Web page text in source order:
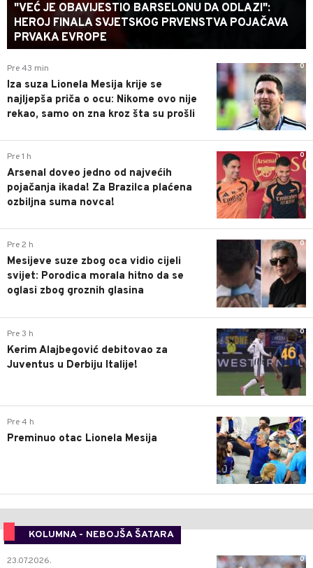
"VEĆ JE OBAVIJESTIO BARSELONU DA ODLAZI":
HEROJ FINALA SVJETSKOG PRVENSTVA POJAČAVA
PRVAKA EVROPE
0
Pre 43 min
Iza suza Lionela Mesija krije se
najljepša priča o ocu: Nikome ovo nije
rekao, samo on zna kroz šta su prošli
0
Pre 1 h
Arsenal doveo jedno od najvećih
pojačanja ikada! Za Brazilca plaćena
ozbiljna suma novca!
0
Pre 2 h
Mesijeve suze zbog oca vidio cijeli
svijet: Porodica morala hitno da se
oglasi zbog groznih glasina
0
Pre 3 h
Kerim Alajbegović debitovao za
Juventus u Derbiju Italije!
0
Pre 4 h
Preminuo otac Lionela Mesija
KOLUMNA - NEBOJŠA ŠATARA
0
23.07.2026.